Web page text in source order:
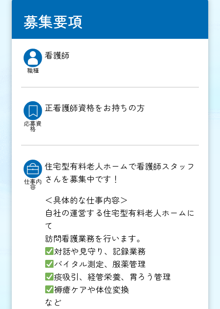
募集要項
職種
看護師
応募資
格
正看護師資格をお持ちの方
仕事内
容
住宅型有料老人ホームで看護師スタッフ
さんを募集中です！
＜具体的な仕事内容＞
自社の運営する住宅型有料老人ホームに
て
訪問看護業務を行います。
対話や見守り、記録業務
バイタル測定、服薬管理
痰吸引、経管栄養、胃ろう管理
褥瘡ケアや体位変換
など